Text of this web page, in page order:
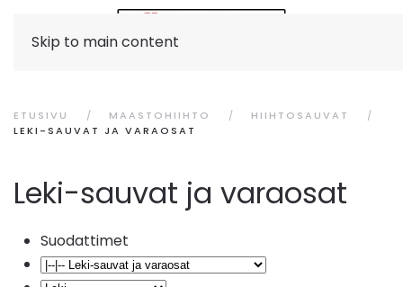
Skip to main content
ETUSIVU MAASTOHIIHTO
HIIHTOSAUVAT
LEKI-SAUVAT JA VARAOSAT
Leki-sauvat ja varaosat
Suodattimet